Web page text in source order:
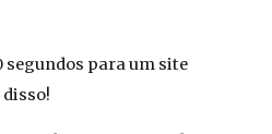
segundos para um site
disso!